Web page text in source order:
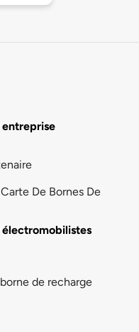
entreprise
De Bornes De
électromobilistes
de recharge